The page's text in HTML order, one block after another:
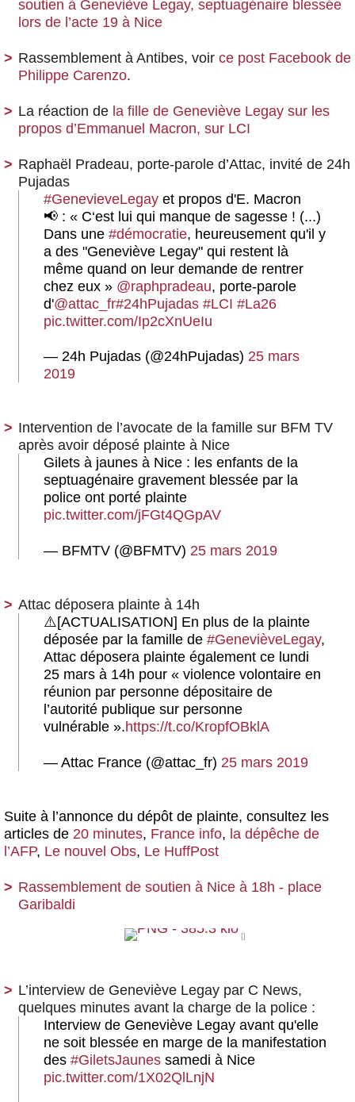
soutien à Geneviève Legay, septuagénaire blessée
lors de l’acte 19 à Nice
Rassemblement à Antibes, voir ce post Facebook de
Philippe Carenzo.
La réaction de la fille de Geneviève Legay sur les
propos d’Emmanuel Macron, sur LCI
Raphaël Pradeau, porte-parole d’Attac, invité de 24h
Pujadas
#GenevieveLegay et propos d'E. Macron
📢 : « C‘est lui qui manque de sagesse ! (...)
Dans une #démocratie, heureusement qu'il y
a des "Geneviève Legay" qui restent là
même quand on leur demande de rentrer
chez eux » @raphpradeau, porte-parole
d'@attac_fr#24hPujadas #LCI #La26
pic.twitter.com/Ip2cXnUeIu
— 24h Pujadas (@24hPujadas) 25 mars
2019
Intervention de l’avocate de la famille sur BFM TV
après avoir déposé plainte à Nice
Gilets à jaunes à Nice : les enfants de la
septuagénaire gravement blessée par la
police ont porté plainte
pic.twitter.com/jFGt4QGpAV
— BFMTV (@BFMTV) 25 mars 2019
Attac déposera plainte à 14h
⚠️[ACTUALISATION] En plus de la plainte
déposée par la famille de #GenevièveLegay,
Attac déposera plainte également ce lundi
25 mars à 14h pour « violence volontaire en
réunion par personne dépositaire de
l’autorité publique sur personne
vulnérable ».https://t.co/KropfOBklA
— Attac France (@attac_fr) 25 mars 2019
Suite à l’annonce du dépôt de plainte, consultez les
articles de 20 minutes, France info, la dépêche de
l’AFP, Le nouvel Obs, Le HuffPost
Rassemblement de soutien à Nice à 18h - place
Garibaldi
L’interview de Geneviève Legay par C News,
quelques minutes avant la charge de la police :
Interview de Geneviève Legay avant qu'elle
ne soit blessée en marge de la manifestation
des #GiletsJaunes samedi à Nice
pic.twitter.com/1X02QlLnjN